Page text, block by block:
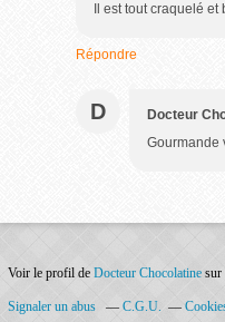
Il est tout craquelé
Répondre
D Docteur
Gourmande
Voir le profil de Docteur Chocolatine sur
Signaler un abus C.G.U.